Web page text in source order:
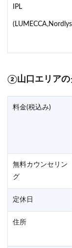
IPL
②山口エリアの
料金(税込み)
無料カウンセリン
グ
定休日
住所